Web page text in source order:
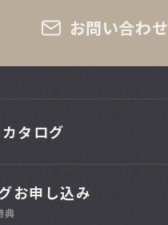
お問い合わせ
タログ
お申し込み
典